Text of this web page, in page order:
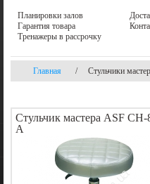
Планировки залов
Гарантия товара
Тренажеры в рассрочку
Главная / Стульчики
Стульчик мастера ASF СН-
A